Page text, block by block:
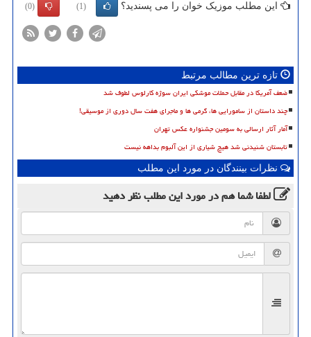
این مطلب موزیک خوان را می پسندید؟ (1)
(0)
تازه ترین مطالب مرتبط
ضعف آمریکا در مقابل حملات موشکی ایران سوژه کارلوس لطوف شد
چند داستان از سامورایی ها، گرمی ها و ماجرای هفت سال دوری از موسیقی!
آمار آثار ارسالی به سومین جشنواره عکس تهران
تابستان شنیدنی شد هیچ شیاری از این آلبوم بداهه نیست
نظرات بینندگان در مورد این مطلب
لطفا شما همدر مورد این مطلبنظر دهید